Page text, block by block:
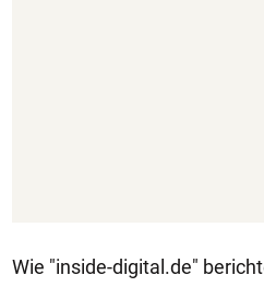
Wie "inside-digital.de"